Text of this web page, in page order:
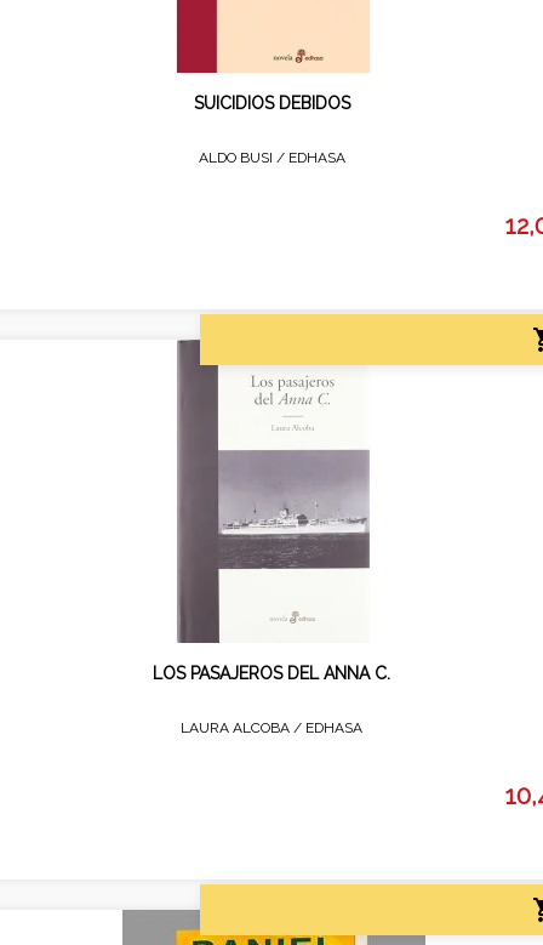
SUICIDIOS DEBIDOS
ALDO BUSI / EDHASA
LOS PASAJEROS DEL ANNA C.
LAURA ALCOBA / EDHASA